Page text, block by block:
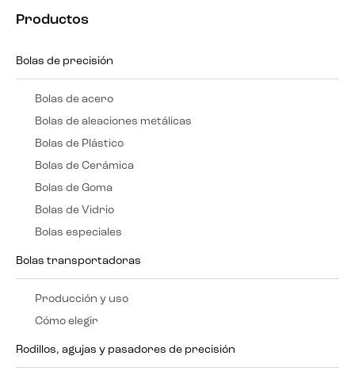
Productos
Bolas de precisión
Bolas de acero
Bolas de aleaciones metálicas
Bolas de Plástico
Bolas de Cerámica
Bolas de Goma
Bolas de Vidrio
Bolas especiales
Bolas transportadoras
Producción y uso
Cómo elegir
Rodillos, agujas y pasadores de precisión